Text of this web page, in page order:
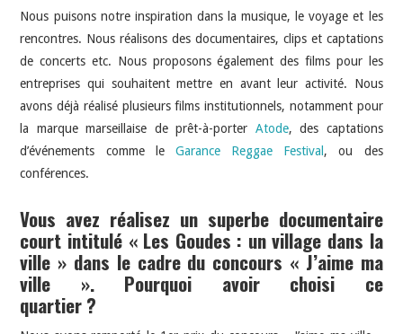
Nous puisons notre inspiration dans la musique, le voyage et les
rencontres. Nous réalisons des documentaires, clips et captations
de concerts etc. Nous proposons également des films pour les
entreprises qui souhaitent mettre en avant leur activité. Nous
avons déjà réalisé plusieurs films institutionnels, notamment pour
la marque marseillaise de prêt-à-porter Atode, des captations
d’événements comme le Garance Reggae Festival , ou des
conférences.
Vous avez réalisez un superbe documentaire
court intitulé « Les Goudes : un village dans la
ville » dans le cadre du concours « J’aime ma
ville ». Pourquoi avoir choisi ce
quartier ?